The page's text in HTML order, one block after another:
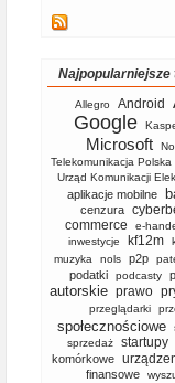
Najpopularniejsze
Allegro Android
Google
Microsoft
Telekomunikacja Polska
Urząd Komunikacji
aplikacje mobilne
cenzura
commerce
e-
inwestycje kf12m
muzyka nols p2p
podatki podcasty
autorskie prawo
przeglądarki
społecznościowe
sprzedaż
startupy
komórkowe
finansowe